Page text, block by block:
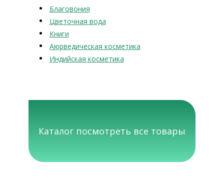
Благовония
Цветочная вода
Книги
Аюрведическая косметика
Индийская косметика
Каталог посмотреть все товары